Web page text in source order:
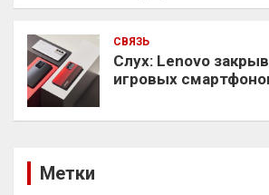
СВЯЗЬ
Слух: Lenovo
игровых
Метки